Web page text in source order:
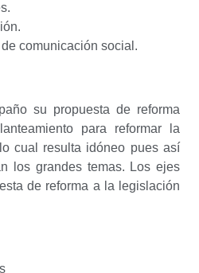
comunicación social.
su propuesta de reforma
para reformar la
cual resulta idóneo pues así
los grandes temas. Los ejes
de reforma a la legislación